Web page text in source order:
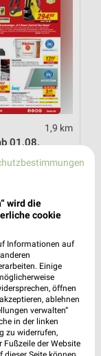
1,9 km
01.08.
wird die
cookie
Informationen auf
Einige
öffnen
ablehnen
verwalten“
in der linken
zu widerrufen,
Fußzeile der Website